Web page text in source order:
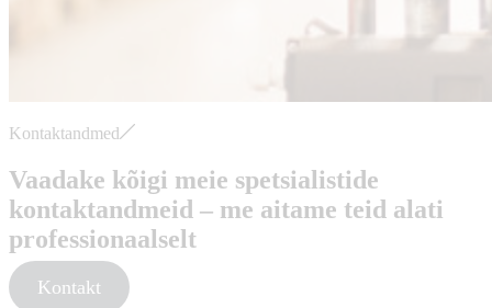
Kontaktandmed
Vaadake kõigi meie spetsialistide
kontaktandmeid – me aitame teid alati
professionaalselt
Kontakt